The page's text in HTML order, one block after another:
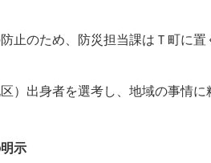
止のため、防災担当課はＴ町に置
）出身者を選考し、地域の事情に
示